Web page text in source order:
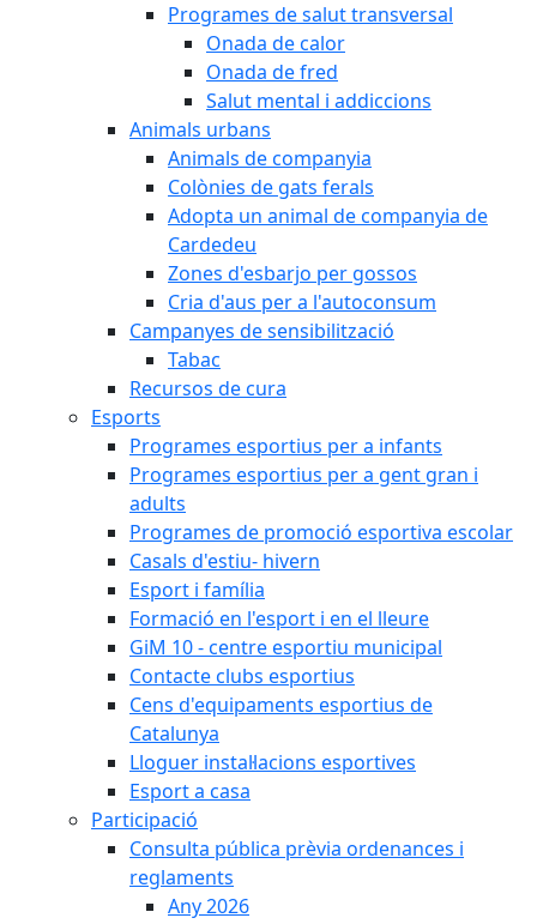
Programes de salut transversal
Onada de calor
Onada de fred
Salut mental i addiccions
Animals urbans
Animals de companyia
Colònies de gats ferals
Adopta un animal de companyia de
Cardedeu
Zones d'esbarjo per gossos
Cria d'aus per a l'autoconsum
Campanyes de sensibilització
Tabac
Recursos de cura
Esports
Programes esportius per a infants
Programes esportius per a gent gran i
adults
Programes de promoció esportiva escolar
Casals d'estiu- hivern
Esport i família
Formació en l'esport i en el lleure
GiM 10 - centre esportiu municipal
Contacte clubs esportius
Cens d'equipaments esportius de
Catalunya
Lloguer instal·lacions esportives
Esport a casa
Participació
Consulta pública prèvia ordenances i
reglaments
Any 2026